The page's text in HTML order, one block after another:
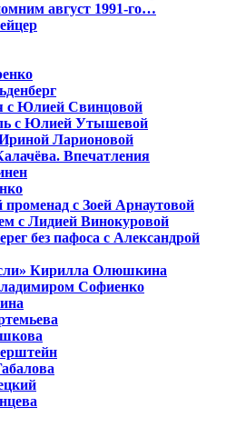
август 1991-го…
с Юлией Свинцовой
с Юлией Утышевой
Ларионовой
Впечатления
с Зоей Арнаутовой
с Лидией Винокуровой
без пафоса с Александрой
Кирилла Олюшкина
Софиенко